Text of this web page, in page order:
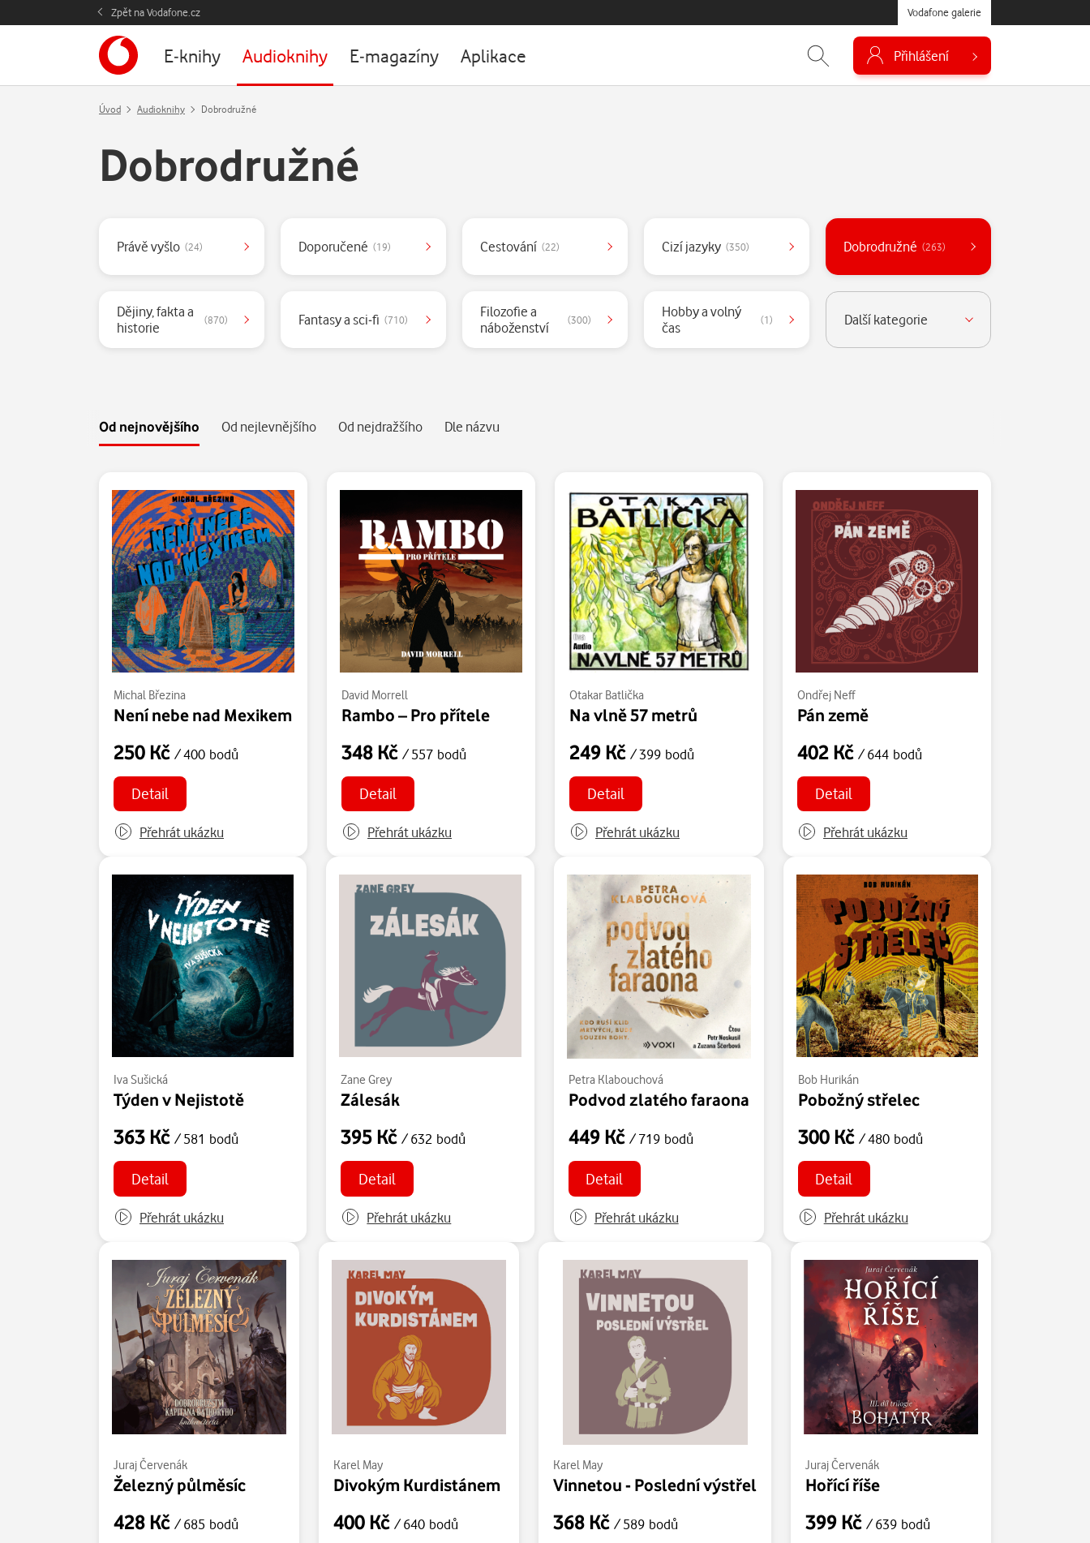
Zpět na Vodafone.cz Vodafone galerie
E-knihy Audioknihy E-magazíny Aplikace Přihlášení
Úvod Audioknihy Dobrodružné
Dobrodružné
Kategorie
Právě vyšlo (24) Doporučené (19) Cestování (22) Cizí jazyky (350) Dobrodružné (263)
Dějiny, fakta a
historie
(870) Fantasy a sci-fi (710)
Filozofie a
náboženství
(300)
Hobby a volný
čas
(1) Další kategorie
Od nejnovějšího Od nejlevnějšího Od nejdražšího Dle názvu
Michal Březina
Není nebe nad Mexikem
250 Kč / 400 bodů
Detail
Přehrát ukázku
David Morrell
Rambo – Pro přítele
348 Kč / 557 bodů
Detail
Přehrát ukázku
Otakar Batlička
Na vlně 57 metrů
249 Kč / 399 bodů
Detail
Přehrát ukázku
Ondřej Neff
Pán země
402 Kč / 644 bodů
Detail
Přehrát ukázku
Iva Sušická
Týden v Nejistotě
363 Kč / 581 bodů
Detail
Přehrát ukázku
Zane Grey
Zálesák
395 Kč/ 632 bodů
Detail
Přehrát ukázku
Petra Klabouchová
Podvod zlatého faraona
449 Kč / 719 bodů
Detail
Přehrát ukázku
Bob Hurikán
Pobožný střelec
300 Kč / 480 bodů
Detail
Přehrát ukázku
Juraj Červenák
Železný půlměsíc
428 Kč / 685 bodů
Karel May
Divokým Kurdistánem
400 Kč / 640 bodů
Karel May
Vinnetou - Poslední výstřel
368 Kč / 589 bodů
Juraj Červenák
Hořící říše
399 Kč / 639 bodů